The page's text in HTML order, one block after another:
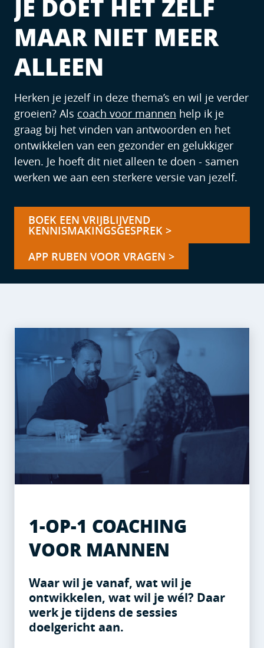
JE DOET HET ZELF
MAAR NIET MEER
ALLEEN
Herken je jezelf in deze thema’s en wil je verder
groeien? Als coach voor mannen help ik je
graag bij het vinden van antwoorden en het
ontwikkelen van een gezonder en gelukkiger
leven. Je hoeft dit niet alleen te doen - samen
werken we aan een sterkere versie van jezelf.
BOEK EEN VRIJBLIJVEND
KENNISMAKINGSGESPREK >
APP RUBEN VOOR VRAGEN >
1-OP-1 COACHING
VOOR MANNEN
Waar wil je vanaf, wat wil je
ontwikkelen, wat wil je wél? Daar
werk je tijdens de sessies
doelgericht aan.